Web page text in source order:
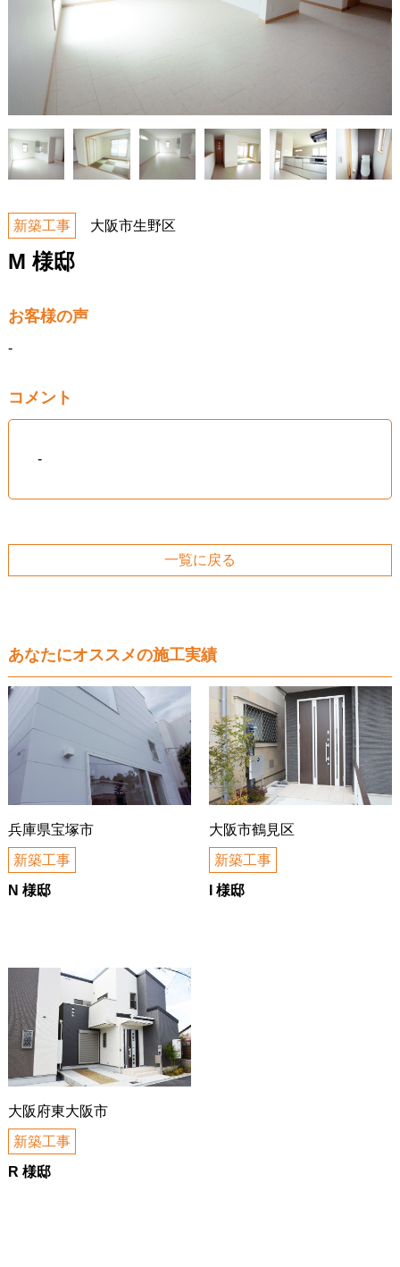
新築工事 大阪市生野区
M 様邸
お客様の声
-
コメント
-
一覧に戻る
あなたにオススメの施工実績
兵庫県宝塚市
新築工事
N 様邸
大阪市鶴見区
新築工事
I 様邸
大阪府東大阪市
新築工事
R 様邸